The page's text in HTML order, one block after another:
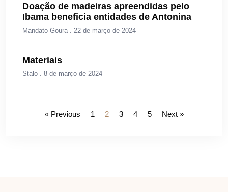
Doação de madeiras apreendidas pelo
Ibama beneficia entidades de Antonina
Mandato Goura 22 de março de 2024
Materiais
Stalo 8 de março de 2024
« Previous 1 2 3 4 5 Next »